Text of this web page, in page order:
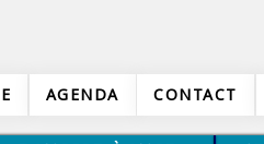
AGENDA CONTACT